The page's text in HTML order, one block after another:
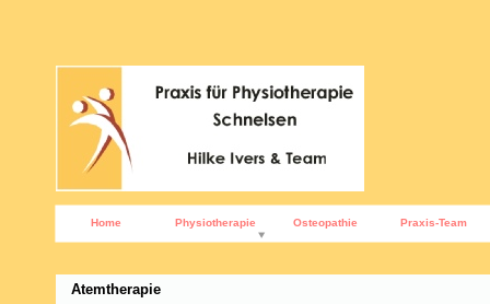
Home Physiotherapie Osteopathie Praxis-Team
Atemtherapie